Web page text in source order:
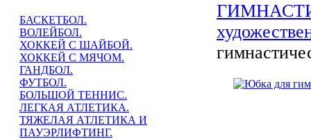
БАСКЕТБОЛ.
ВОЛЕЙБОЛ.
ХОККЕЙ С ШАЙБОЙ.
ХОККЕЙ С МЯЧОМ.
ГАНДБОЛ.
ФУТБОЛ.
БОЛЬШОЙ ТЕННИС.
ЛЕГКАЯ АТЛЕТИКА.
ТЯЖЕЛАЯ АТЛЕТИКА И
ПАУЭРЛИФТИНГ.